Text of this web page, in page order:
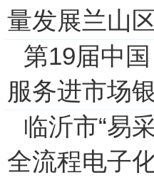
量发展兰山
第19届中
服务进市场
临沂市“易
全流程电子